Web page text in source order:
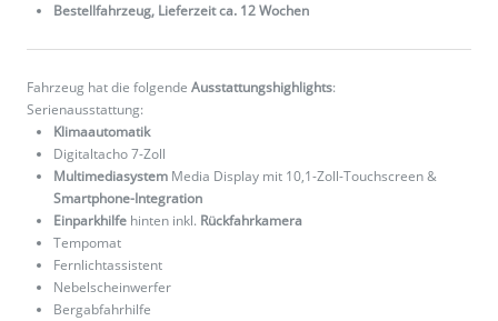
Bestellfahrzeug, Lieferzeit ca. 12 Wochen
Fahrzeug hat die folgende Ausstattungshighlights:
Serienausstattung:
Klimaautomatik
Digitaltacho 7-Zoll
Multimediasystem Media Display mit 10,1-Zoll-Touchscreen &
Smartphone-Integration
Einparkhilfe hinten inkl. Rückfahrkamera
Tempomat
Fernlichtassistent
Nebelscheinwerfer
Bergabfahrhilfe